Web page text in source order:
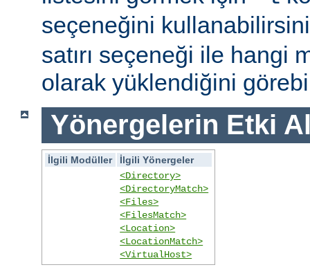
seçeneğini
satırı seçeneği ile hangi
olarak yüklendiğini
Yönergelerin Etki
İlgili Modüller
İlgili Yönergeler
<Directory>
<DirectoryMatch>
<Files>
<FilesMatch>
<Location>
<LocationMatch>
<VirtualHost>